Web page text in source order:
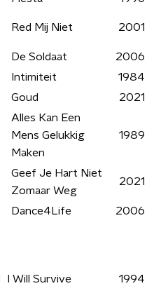
Red Mij Niet 2001
De Soldaat
2006
Intimiteit
1984
Goud 2021
Alles Kan Een
Mens Gelukkig
Maken
1989
Geef Je Hart Niet
Zomaar Weg
2021
Dance4Life 2006
I Will Survive
1994